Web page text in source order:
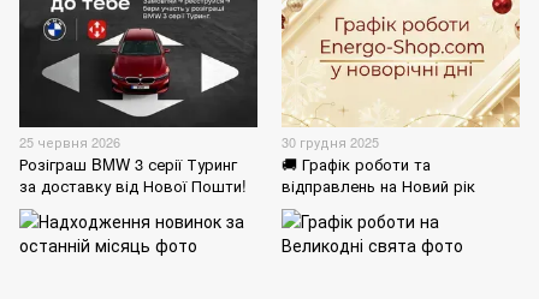
25 червня 2026
Розіграш BMW 3 серії Туринг
за доставку від Нової Пошти!
30 грудня 2025
🚚 Графік роботи та
відправлень на Новий рік